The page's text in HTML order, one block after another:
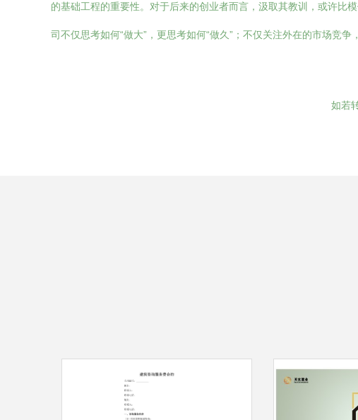
的基础工程的重要性。对于后来的创业者而言，汲取其教训，或许比
司不仅思考如何“做大”，更思考如何“做久”；不仅关注外在的市场竞
如若